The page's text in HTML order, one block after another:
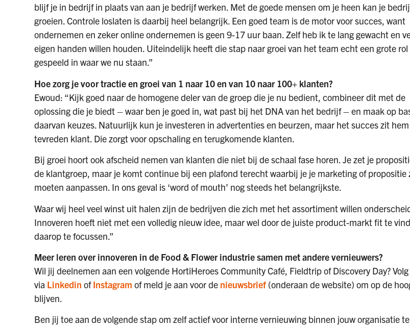
blijf je in bedrijf in plaats van aan je bedrijf werken. Met de goede mensen om je heen kan je
groeien. Controle loslaten is daarbij heel belangrijk. Een goed team is de motor voor succes, want
ondernemen en zeker online ondernemen is geen 9-17 uur baan. Zelf heb ik te lang gewacht en
eigen handen willen houden. Uiteindelijk heeft die stap naar groei van het team echt een grote rol
gespeeld in waar we nu staan.”
Hoe zorg je voor tractie en groei van 1 naar 10 en van 10 naar 100+ klanten?
Ewoud: “Kijk goed naar de homogene deler van de groep die je nu bedient, combineer dit met de
oplossing die je biedt – waar ben je goed in, wat past bij het DNA van het bedrijf – en maak op
daarvan keuzes. Natuurlijk kun je investeren in advertenties en beurzen, maar het succes zit
tevreden klant. Die zorgt voor opschaling en terugkomende klanten.
Bij groei hoort ook afscheid nemen van klanten die niet bij de schaal fase horen. Je zet je
de klantgroep, maar je komt continue bij een plafond terecht waarbij je je marketing of propositie
moeten aanpassen. In ons geval is ‘word of mouth’ nog steeds het belangrijkste.
Waar wij heel veel winst uit halen zijn de bedrijven die zich met het assortiment willen
Innoveren hoeft niet met een volledig nieuw idee, maar wel door de juiste product-markt fit te
daarop te focussen.”
Meer leren over innoveren in de Food & Flower industrie samen met andere vernieuwers?
Wil jij deelnemen aan een volgende HortiHeroes Community Café, Fieldtrip of Discovery Day?
via Linkedin ofInstagram of meld je aan voor de nieuwsbrief (onderaan de website) om op de
blijven.
Ben jij toe aan de volgende stap om zelf actief voor interne vernieuwing binnen jouw organisatie te